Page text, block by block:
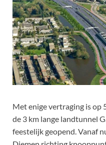
Met enige vertraging is op
de 3 km lange landtunnel
feestelijk geopend. Vanaf